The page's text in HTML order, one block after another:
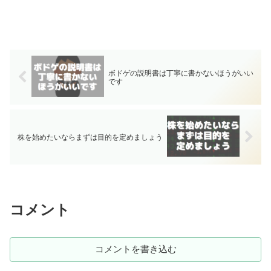
ボドゲの説明書は丁寧に書かないほうがいい
です
株を始めたいならまずは目的を定めましょう
コメント
コメントを書き込む